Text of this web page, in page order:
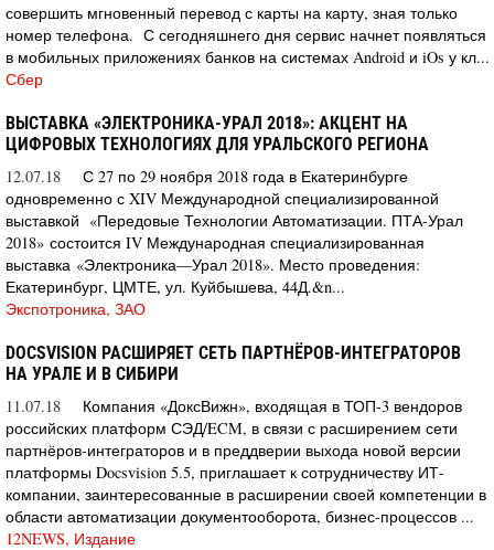
совершить мгновенный перевод с карты на карту, зная только
номер телефона. С сегодняшнего дня сервис начнет появляться
в мобильных приложениях банков на системах Android и iOs у кл...
Сбер
ВЫСТАВКА «ЭЛЕКТРОНИКА-УРАЛ 2018»: АКЦЕНТ НА
ЦИФРОВЫХ ТЕХНОЛОГИЯХ ДЛЯ УРАЛЬСКОГО РЕГИОНА
12.07.18
С 27 по 29 ноября 2018 года в Екатеринбурге
одновременно с XIV Международной специализированной
выставкой «Передовые Технологии Автоматизации. ПТА-Урал
2018» состоится IV Международная специализированная
выставка «Электроника—Урал 2018». Место проведения:
Екатеринбург, ЦМТЕ, ул. Куйбышева, 44Д.&n...
Экспотроника, ЗАО
DOCSVISION РАСШИРЯЕТ СЕТЬ ПАРТНЁРОВ-ИНТЕГРАТОРОВ
НА УРАЛЕ И В СИБИРИ
11.07.18
Компания «ДоксВижн», входящая в ТОП-3 вендоров
российских платформ СЭД/ECM, в связи с расширением сети
партнёров-интеграторов и в преддверии выхода новой версии
платформы Docsvision 5.5, приглашает к сотрудничеству ИТ-
компании, заинтересованные в расширении своей компетенции в
области автоматизации документооборота, бизнес-процессов ...
12NEWS, Издание